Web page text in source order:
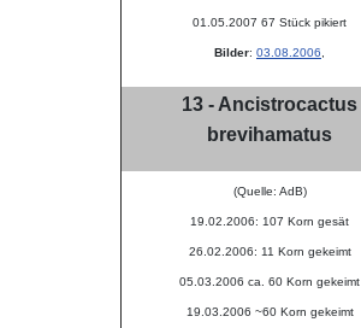
01.05.2007 67 Stück pikiert
Bilder: 03.08.2006
13 - Ancistrocactus
brevihamatus
(Quelle: AdB)
19.02.2006: 107 Korn gesät
26.02.2006: 11 Korn gekeimt
05.03.2006 ca. 60 Korn gekeimt
19.03.2006 ~60 Korn gekeimt